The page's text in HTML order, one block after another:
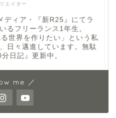
エイター
ディア・『新R25』にてラ
るフリーランス1年生。
世界を作りたい」という私
日々邁進しています。無駄
日記』更新中。
me ／